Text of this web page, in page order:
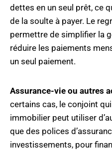
dettes en un seul prêt, ce
de la soulte à payer. Le
permettre de simplifier la
réduire les paiements
un seul paiement.
Assurance-vie ou autres
certains cas, le conjoint
immobilier peut utiliser
que des polices
investissements, pour